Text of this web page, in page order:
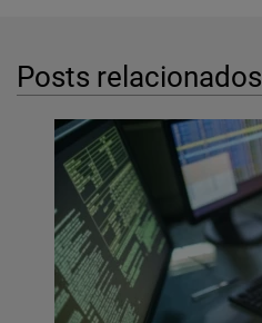
Posts relacionados